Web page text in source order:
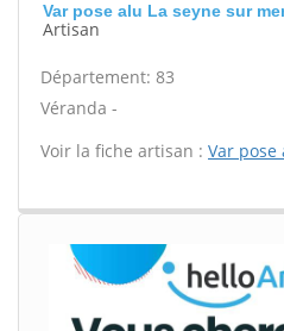
Var pose alu La seyne sur
Artisan
Département: 83
Véranda -
Voir la fiche artisan : Var pose